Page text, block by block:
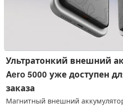
Ультратонкий внешний
Aero 5000 уже доступен
заказа
Магнитный внешний